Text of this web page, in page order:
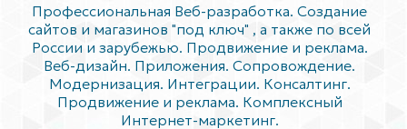
Профессиональная Веб-разработка. Создание
сайтов и магазинов "под ключ" , а также по всей
России и зарубежью. Продвижение и реклама.
Веб-дизайн. Приложения. Сопровождение.
Модернизация. Интеграции. Консалтинг.
Продвижение и реклама. Комплексный
Интернет-маркетинг.